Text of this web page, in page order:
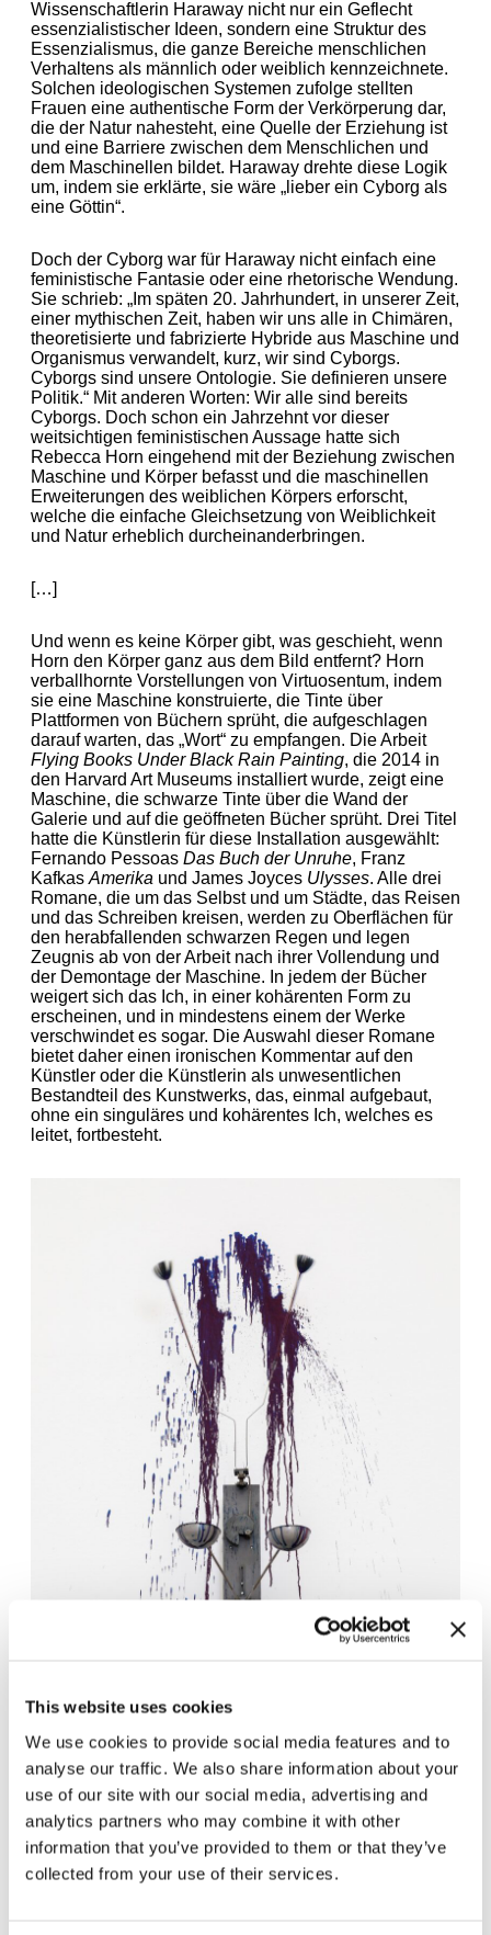
This website uses cookies
We use cookies to provide social media features and to
analyse our traffic. We also share information about your
use of our site with our social media, advertising and
analytics partners who may combine it with other
information that you’ve provided to them or that they’ve
collected from your use of their services.
Wissenschaftlerin Haraway nicht nur ein Geflecht
essenzialistischer Ideen, sondern eine Struktur des
Essenzialismus, die ganze Bereiche menschlichen
Verhaltens als männlich oder weiblich kennzeichnete.
Solchen ideologischen Systemen zufolge stellten
Frauen eine authentische Form der Verkörperung dar,
die der Natur nahesteht, eine Quelle der Erziehung ist
und eine Barriere zwischen dem Menschlichen und
dem Maschinellen bildet. Haraway drehte diese Logik
um, indem sie erklärte, sie wäre „lieber ein Cyborg als
eine Göttin“.
Doch der Cyborg war für Haraway nicht einfach eine
feministische Fantasie oder eine rhetorische Wendung.
Sie schrieb: „Im späten 20. Jahrhundert, in unserer Zeit,
einer mythischen Zeit, haben wir uns alle in Chimären,
theoretisierte und fabrizierte Hybride aus Maschine und
Organismus verwandelt, kurz, wir sind Cyborgs.
Cyborgs sind unsere Ontologie. Sie definieren unsere
Politik.“ Mit anderen Worten: Wir alle sind bereits
Cyborgs. Doch schon ein Jahrzehnt vor dieser
weitsichtigen feministischen Aussage hatte sich
Rebecca Horn eingehend mit der Beziehung zwischen
Maschine und Körper befasst und die maschinellen
Erweiterungen des weiblichen Körpers erforscht,
welche die einfache Gleichsetzung von Weiblichkeit
und Natur erheblich durcheinanderbringen.
[…]
Und wenn es keine Körper gibt, was geschieht, wenn
Horn den Körper ganz aus dem Bild entfernt? Horn
verballhornte Vorstellungen von Virtuosentum, indem
sie eine Maschine konstruierte, die Tinte über
Plattformen von Büchern sprüht, die aufgeschlagen
darauf warten, das „Wort“ zu empfangen. Die Arbeit
Flying Books Under Black Rain Painting, die 2014 in
den Harvard Art Museums installiert wurde, zeigt eine
Maschine, die schwarze Tinte über die Wand der
Galerie und auf die geöffneten Bücher sprüht. Drei Titel
hatte die Künstlerin für diese Installation ausgewählt:
Fernando Pessoas Das Buch der Unruhe, Franz
Kafkas Amerika und James Joyces Ulysses. Alle drei
Romane, die um das Selbst und um Städte, das Reisen
und das Schreiben kreisen, werden zu Oberflächen für
den herabfallenden schwarzen Regen und legen
Zeugnis ab von der Arbeit nach ihrer Vollendung und
der Demontage der Maschine. In jedem der Bücher
weigert sich das Ich, in einer kohärenten Form zu
erscheinen, und in mindestens einem der Werke
verschwindet es sogar. Die Auswahl dieser Romane
bietet daher einen ironischen Kommentar auf den
Künstler oder die Künstlerin als unwesentlichen
Bestandteil des Kunstwerks, das, einmal aufgebaut,
ohne ein singuläres und kohärentes Ich, welches es
leitet, fortbesteht.
Exhibition view “Rebecca Horn”, Haus der Kunst 2024. Foto:
Markus Tretter © VG Bild-Kunst, Bonn, 2024.